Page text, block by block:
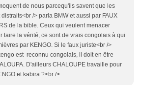
de nous parcequ'ils savent que les
/> parla BMW et aussi par FAUX
de la bible. Ceux qui veulent menacer
taire la vérité, ce sont de vrais congolais à qui
par KENGO. Si le faux juriste<br />
est reconnu congolais, il doit en être
D'ailleurs CHALOUPE travaille pour
et kabira ?<br />